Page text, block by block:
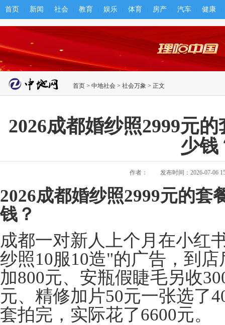
首页 新闻 社会 教育 娱乐 体育 房产 汽车 健康
首页 > 中地社会 > 社会万象 > 正文
2026成都婚纱照2999元
少钱
作者： 发布时间：2026-07-06
2026成都婚纱照2999元的套
钱？
成都一对新人上个月在小红
纱照10服10造"的广告，到
加800元、安瓶假睫毛另收
元、精修加片50元一张选
套拍完，实际花了6600元。